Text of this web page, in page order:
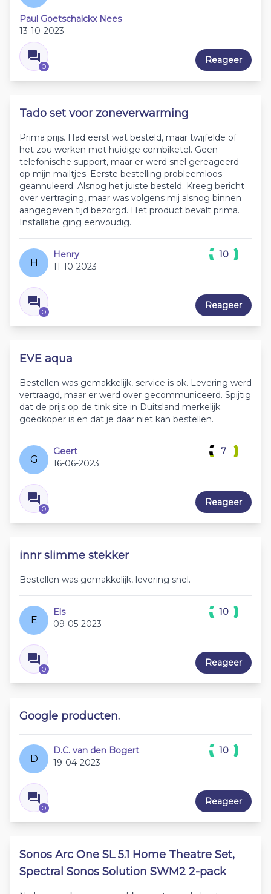
Paul Goetschalckx Nees
13-10-2023
0
Reageer
Tado set voor zoneverwarming
Prima prijs. Had eerst wat besteld, maar twijfelde of
het zou werken met huidige combiketel. Geen
telefonische support, maar er werd snel gereageerd
op mijn mailtjes. Eerste bestelling probleemloos
geannuleerd. Alsnog het juiste besteld. Kreeg bericht
over vertraging, maar was volgens mij alsnog binnen
aangegeven tijd bezorgd. Het product bevalt prima.
Installatie ging eenvoudig.
H
Henry
11-10-2023
0
10
Reageer
EVE aqua
Bestellen was gemakkelijk, service is ok. Levering werd
vertraagd, maar er werd over gecommuniceerd. Spijtig
dat de prijs op de tink site in Duitsland merkelijk
goedkoper is en dat je daar niet kan bestellen.
G
Geert
16-06-2023
0
7
Reageer
innr slimme stekker
Bestellen was gemakkelijk, levering snel.
E
Els
09-05-2023
0
10
Reageer
Google producten.
D
D.C. van den Bogert
19-04-2023
0
10
Reageer
Sonos Arc One SL 5.1 Home Theatre Set,
Spectral Sonos Solution SWM2 2-pack